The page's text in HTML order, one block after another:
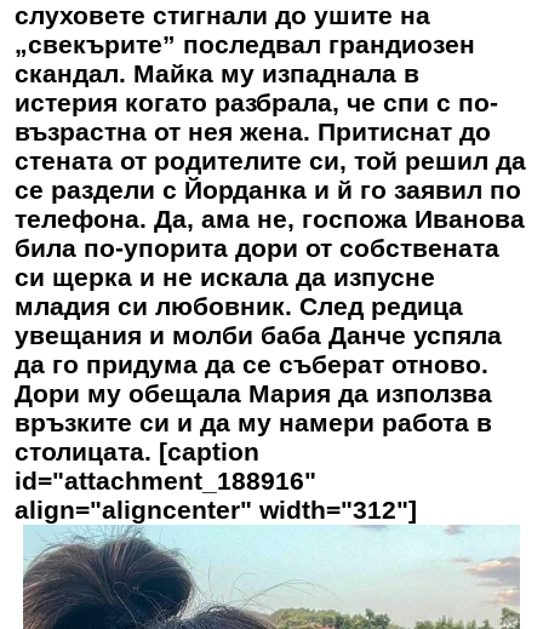
слуховете стигнали до ушите на
„свекърите” последвал грандиозен
скандал. Майка му изпаднала в
истерия когато разбрала, че спи с по-
възрастна от нея жена. Притиснат до
стената от родителите си, той решил да
се раздели с Йорданка и й го заявил по
телефона. Да, ама не, госпожа Иванова
била по-упорита дори от собствената
си щерка и не искала да изпусне
младия си любовник. След редица
увещания и молби баба Данче успяла
да го придума да се съберат отново.
Дори му обещала Мария да използва
връзките си и да му намери работа в
столицата. [caption
id="attachment_188916"
align="aligncenter" width="312"]